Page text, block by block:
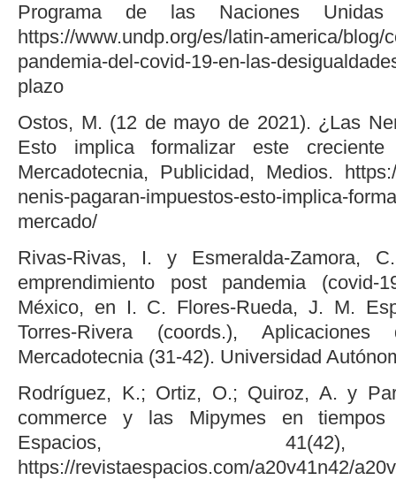
Programa de las Naciones
https://www.undp.org/es/latin-america/blog/
pandemia-del-covid-19-en-las-
plazo
Ostos, M. (12 de mayo de 2021). ¿Las
Esto implica formalizar este
Mercadotecnia, Publicidad, Medios.
nenis-pagaran-impuestos-esto-implica-
mercado/
Rivas-Rivas, I. y Esmeralda-Zamora,
emprendimiento post pandemia
México, en I. C. Flores-Rueda, J. M.
Torres-Rivera (coords.),
Mercadotecnia (31-42). Universidad
Rodríguez, K.; Ortiz, O.; Quiroz, A. y
commerce y las Mipymes en tiempos
Espacios,
https://revistaespacios.com/a20v41n42/